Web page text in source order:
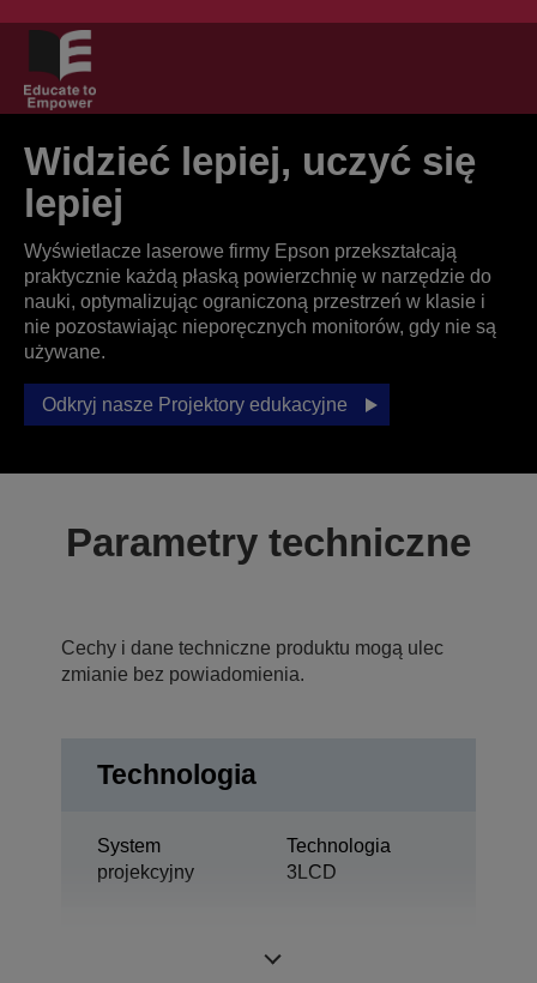
Widzieć lepiej, uczyć się
lepiej
Wyświetlacze laserowe firmy Epson przekształcają
praktycznie każdą płaską powierzchnię w narzędzie do
nauki, optymalizując ograniczoną przestrzeń w klasie i
nie pozostawiając nieporęcznych monitorów, gdy nie są
używane.
Odkryj nasze Projektory edukacyjne
Parametry techniczne
Cechy i dane techniczne produktu mogą ulec
zmianie bez powiadomienia.
Technologia
System
projekcyjny
Technologia
3LCD